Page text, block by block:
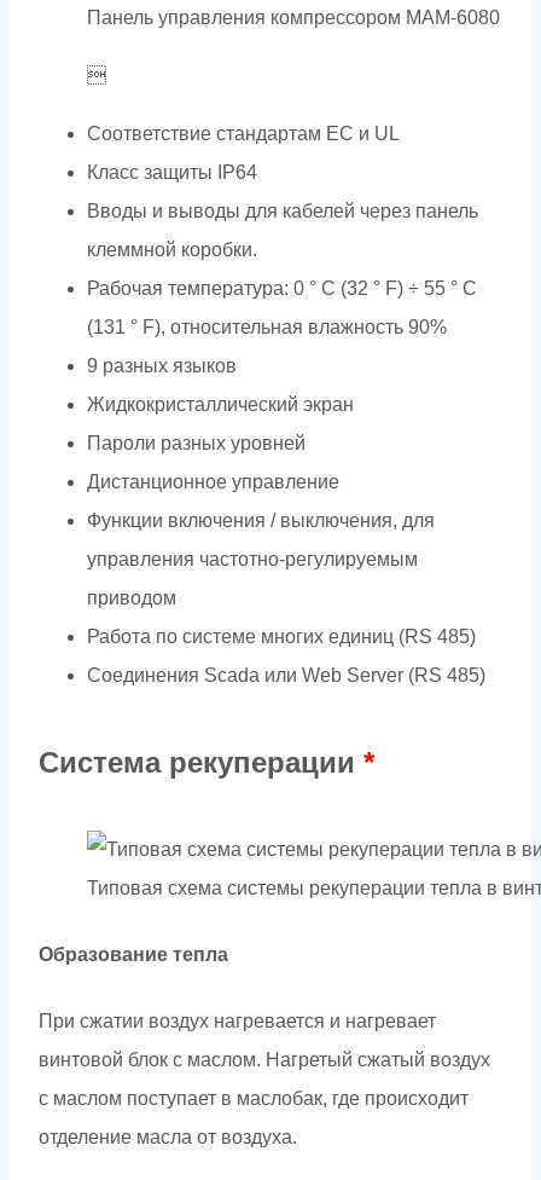
Панель управления компрессором MAM-6080

Соответствие стандартам EC и UL
Класс защиты IP64
Вводы и выводы для кабелей через панель
клеммной коробки.
Рабочая температура: 0 ° C (32 ° F) ÷ 55 ° C
(131 ° F), относительная влажность 90%
9 разных языков
Жидкокристаллический экран
Пароли разных уровней
Дистанционное управление
Функции включения / выключения, для
управления частотно-регулируемым
приводом
Работа по системе многих единиц (RS 485)
Соединения Scada или Web Server (RS 485)
Система рекуперации *
Типовая схема системы рекуперации тепла в
Образование тепла
При сжатии воздух нагревается и нагревает
винтовой блок с маслом. Нагретый сжатый воздух
с маслом поступает в маслобак, где происходит
отделение масла от воздуха.